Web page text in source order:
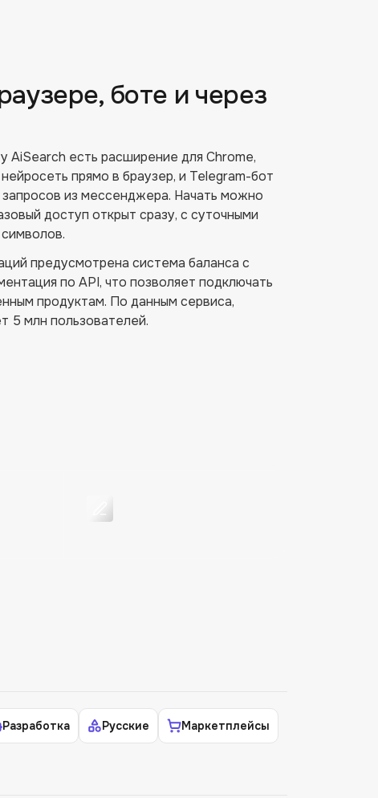
боте и через
AiSearch есть расширение для Chrome,
прямо в браузер, и Telegram-бот
запросов из мессенджера. Начать можно
доступ открыт сразу, с суточными
предусмотрена система баланса с
по API, что позволяет подключать
продуктам. По данным сервиса,
5 млн пользователей.
Разработка Русские Маркетплейсы